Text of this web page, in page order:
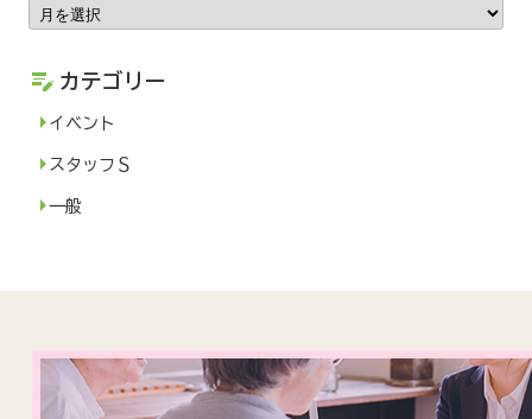
ア
カ
イ
カテゴリー
イベント
スタッフＳ
一般